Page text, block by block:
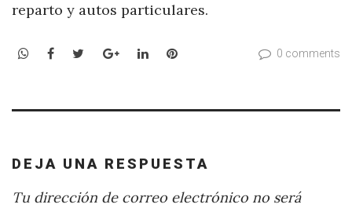
reparto y autos particulares.
WhatsApp
Facebook
TwitterGoogle+LinkedInPinterest 0 comments
DEJA UNA RESPUESTA
Tu dirección de correo electrónico no será